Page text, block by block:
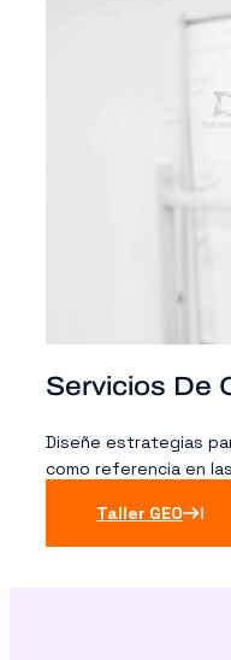
Servicios De
Diseñe estrategias
como referencia en
Taller GEO